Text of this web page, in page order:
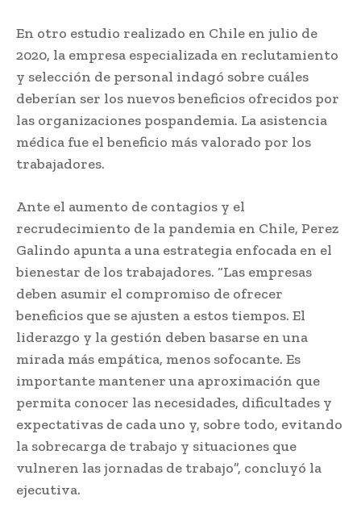
En otro estudio realizado en Chile en julio de
2020, la empresa especializada en reclutamiento
y selección de personal indagó sobre cuáles
deberían ser los nuevos beneficios ofrecidos por
las organizaciones pospandemia. La asistencia
médica fue el beneficio más valorado por los
trabajadores.
Ante el aumento de contagios y el
recrudecimiento de la pandemia en Chile, Perez
Galindo apunta a una estrategia enfocada en el
bienestar de los trabajadores. “Las empresas
deben asumir el compromiso de ofrecer
beneficios que se ajusten a estos tiempos. El
liderazgo y la gestión deben basarse en una
mirada más empática, menos sofocante. Es
importante mantener una aproximación que
permita conocer las necesidades, dificultades y
expectativas de cada uno y, sobre todo, evitando
la sobrecarga de trabajo y situaciones que
vulneren las jornadas de trabajo”, concluyó la
ejecutiva.